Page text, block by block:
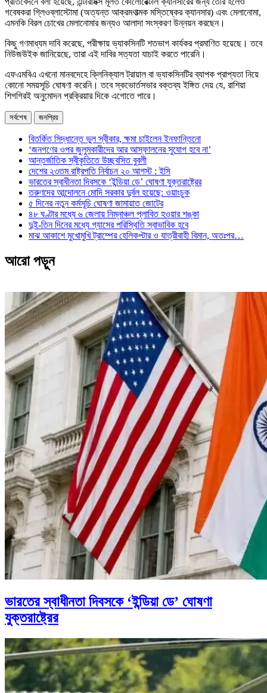
গবেষকরা গ্লিওব্লাস্টোমা (অত্যন্ত আক্রমণাত্মক মস্তিষ্কের ক্যানসার) এবং মেলানোমা,
এমনকি বিরল চোখের মেলানোমার জন্যও আলাদা সংস্করণ উন্নয়ন করছেন।
কিছু গণমাধ্যম দাবি করেছে, পরীক্ষায় ভ্যাকসিনটি শতভাগ কার্যকর প্রমাণিত হয়েছে। তবে
নিউজউইক জানিয়েছে, তারা এই দাবির সত্যতা যাচাই করতে পারেনি।
এফএমবিএ এখনো মানবদেহে ক্লিনিক্যাল ট্রায়াল বা ভ্যাকসিনটির ব্যাপক প্রাপ্যতা নিয়ে
কোনো সময়সূচি ঘোষণা করেনি। তবে স্কভোর্তসভার বক্তব্য ইঙ্গিত দেয় যে, রাশিয়া
শিগগিরই অনুমোদন প্রক্রিয়ার দিকে এগোতে পারে।
সর্বশেষ জনপ্রিয়
বিতর্কিত সিদ্ধান্তে ভুল স্বীকার, ক্ষমা চাইলেন ইনফান্তিনো
‘জনগণের ওপর জুলুমকারীদের আর আস্ফালনের সুযোগ হবে না’
আন্তর্জাতিক স্বীকৃতিতে উচ্ছ্বসিত বুবলী
দেশের ২৩তম রাষ্ট্রপতি নির্বাচন ২০ আগস্ট : ইসি
ভারতের স্বাধীনতা দিবসকে ‘ইন্ডিয়া ডে’ ঘোষণা যুক্তরাষ্ট্রের
তরুণদের আন্দোলনে মোদি সরকার দুর্বল হয়েছে: ওয়াংচুক
৫ দিনের নতুন কর্মসূচি ঘোষণা জামায়াত জোটের
৪৮ ঘণ্টার মধ্যে ৬ জেলায় নিম্নাঞ্চল প্লাবিত হওয়ার শঙ্কা
দুই-তিন দিনের মধ্যে গ্যাসের পরিস্থিতি স্বাভাবিক হবে
মাঝ আকাশে মুখোমুখি ট্রাম্পের হেলিকপ্টার ও যাত্রীবাহী বিমান, অতঃপর…
আরো পড়ুন
ভারতের স্বাধীনতা দিবসকে ‘ইন্ডিয়া ডে’ ঘোষণা
যুক্তরাষ্ট্রের